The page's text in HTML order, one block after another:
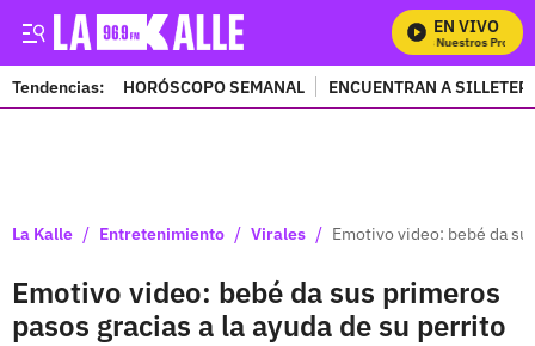
EN VIVO
Mira Todos Nuestros
Tendencias: HORÓSCOPO SEMANAL ENCUENTRAN A
La Kalle / Entretenimiento / Virales / Emotivo video: bebé da
Emotivo video: bebé da sus primeros
pasos gracias a la ayuda de su perrito